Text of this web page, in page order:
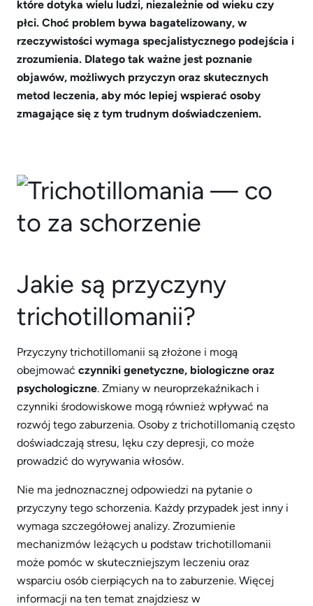
które dotyka wielu ludzi, niezależnie od wieku czy
płci. Choć problem bywa bagatelizowany, w
rzeczywistości wymaga specjalistycznego podejścia i
zrozumienia. Dlatego tak ważne jest poznanie
objawów, możliwych przyczyn oraz skutecznych
metod leczenia, aby móc lepiej wspierać osoby
zmagające się z tym trudnym doświadczeniem.
Jakie są przyczyny
trichotillomanii?
Przyczyny trichotillomanii są złożone i mogą
obejmować czynniki genetyczne, biologiczne oraz
psychologiczne. Zmiany w neuroprzekaźnikach i
czynniki środowiskowe mogą również wpływać na
rozwój tego zaburzenia. Osoby z trichotillomanią często
doświadczają stresu, lęku czy depresji, co może
prowadzić do wyrywania włosów.
Nie ma jednoznacznej odpowiedzi na pytanie o
przyczyny tego schorzenia. Każdy przypadek jest inny i
wymaga szczegółowej analizy. Zrozumienie
mechanizmów leżących u podstaw trichotillomanii
może pomóc w skuteczniejszym leczeniu oraz
wsparciu osób cierpiących na to zaburzenie. Więcej
informacji na ten temat znajdziesz w